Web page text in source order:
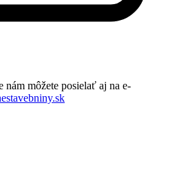
nám môžete posielať aj na e-